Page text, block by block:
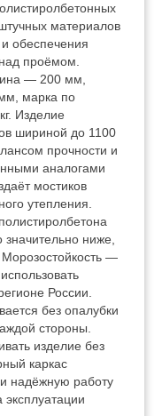
материалов
обеспечения
проёмом.
— 200 мм,
марка по
Изделие
шириной до 1100
прочности и
аналогами
мостиков
утепления.
значительно ниже,
—
России.
без опалубки
стороны.
изделие без
каркас
надёжную работу
эксплуатации